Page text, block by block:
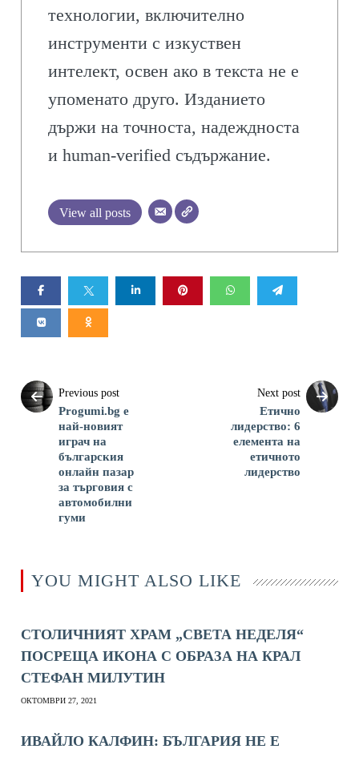
технологии, включително
инструменти с изкуствен
интелект, освен ако в текста не е
упоменато друго. Изданието
държи на точноста, надеждноста
и human-verified съдържание.
View all posts
Previous post
Progumi.bg е
най-новият
играч на
българския
онлайн пазар
за търговия с
автомобилни
гуми
Next post
Етично
лидерство: 6
елемента на
етичното
лидерство
YOU MIGHT ALSO LIKE
СТОЛИЧНИЯТ ХРАМ „СВЕТА НЕДЕЛЯ“
ПОСРЕЩА ИКОНА С ОБРАЗА НА КРАЛ
СТЕФАН МИЛУТИН
ОКТОМВРИ 27, 2021
ИВАЙЛО КАЛФИН: БЪЛГАРИЯ НЕ Е